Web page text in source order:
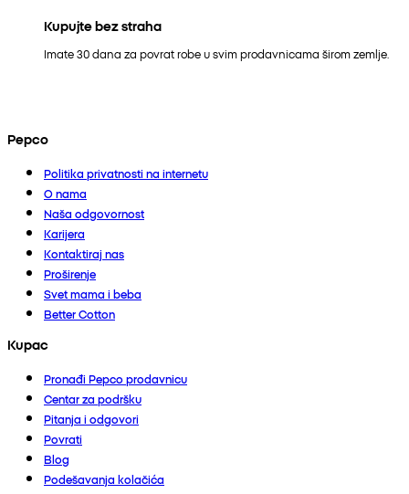
Kupujte bez straha
Imate 30 dana za povrat robe u svim prodavnicama širom zemlje.
Pepco
Politika privatnosti na internetu
O nama
Naša odgovornost
Karijera
Kontaktiraj nas
Proširenje
Svet mama i beba
Better Cotton
Kupac
Pronađi Pepco prodavnicu
Centar za podršku
Pitanja i odgovori
Povrati
Blog
Podešavanja kolačića